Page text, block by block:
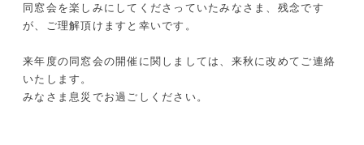
同窓会を楽しみにしてくださっていたみなさま、 残念です
が、ご理解頂けますと幸いです 。
来年度の同窓会の開催に関しましては、来秋に改めてご連絡
いたします。
みなさま息災でお過ごしください。